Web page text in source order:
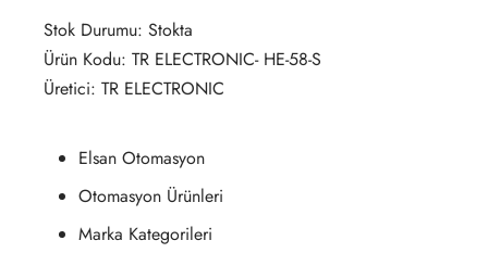
Stok Durumu: Stokta
Ürün Kodu: TR ELECTRONIC- HE-58-S
Üretici: TR ELECTRONIC
Elsan Otomasyon
Otomasyon Ürünleri
Marka Kategorileri